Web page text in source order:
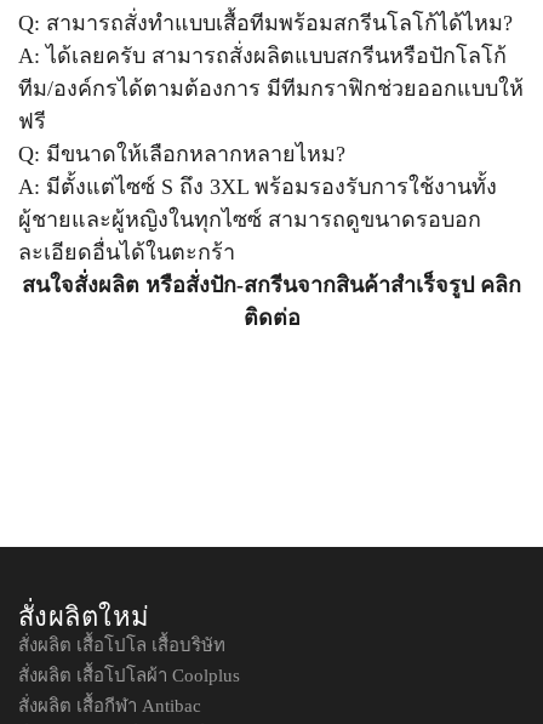
Q: สามารถสั่งทำแบบเสื้อทีมพร้อมสกรีนโลโก้ได้ไหม?
A: ได้เลยครับ สามารถสั่งผลิตแบบสกรีนหรือปักโลโก้
ทีม/องค์กรได้ตามต้องการ มีทีมกราฟิกช่วยออกแบบให้
ฟรี
Q: มีขนาดให้เลือกหลากหลายไหม?
A: มีตั้งแต่ไซซ์ S ถึง 3XL พร้อมรองรับการใช้งานทั้ง
ผู้ชายและผู้หญิงในทุกไซซ์ สามารถดูขนาดรอบอก
ละเอียดอื่นได้ในตะกร้า
สนใจสั่งผลิต หรือสั่งปัก-สกรีนจากสินค้าสำเร็จรูป คลิก
ติดต่อ
สั่งผลิตใหม่
สั่งผลิต เสื้อโปโล เสื้อบริษัท
สั่งผลิต เสื้อโปโลผ้า Coolplus
สั่งผลิต เสื้อกีฬา Antibac